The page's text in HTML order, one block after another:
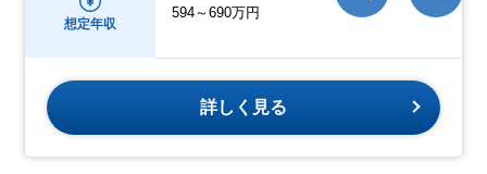
想定年収
594～690万円
詳しく見る